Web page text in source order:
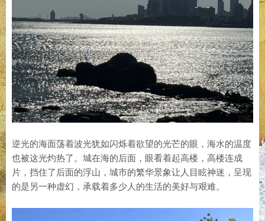
逆光的海面荡着波光犹如闪烁着欲望的光芒的眼，海水的温度
也被这光灼热了。城在海的后面，眼看着起高楼，高楼连成
片，挡住了后面的浮山，城市的繁华景象让人目眩神迷，呈现
的是另一种虚幻，承载着多少人的生活的美好与艰难。